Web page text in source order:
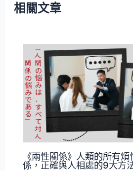
相關文章
《兩性關係》人類的所有
係，正確與人相處的9大方